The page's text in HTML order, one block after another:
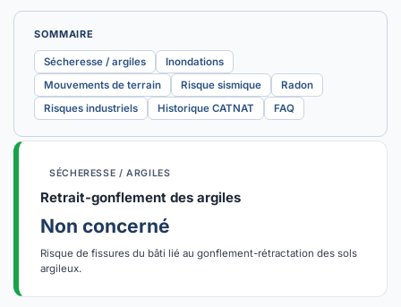
SOMMAIRE
Sécheresse / argiles
Inondations
Mouvements de terrain
Risque sismique
Radon
Risques industriels
Historique CATNAT FAQ
SÉCHERESSE / ARGILES
Retrait-gonflement des argiles
Non concerné
Risque de fissures du bâti lié au gonflement-rétractation des sols
argileux.